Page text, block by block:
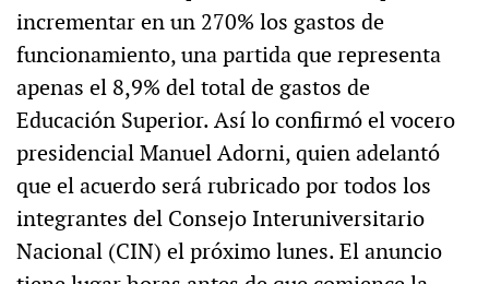
incrementar en un 270% los gastos de
funcionamiento, una partida que representa
apenas el 8,9% del total de gastos de
Educación Superior. Así lo confirmó el vocero
presidencial Manuel Adorni, quien adelantó
que el acuerdo será rubricado por todos los
integrantes del Consejo Interuniversitario
Nacional (CIN) el próximo lunes. El anuncio